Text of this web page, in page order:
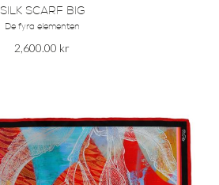
SILK SCARF BIG
De fyra elementen
2,600.00 kr